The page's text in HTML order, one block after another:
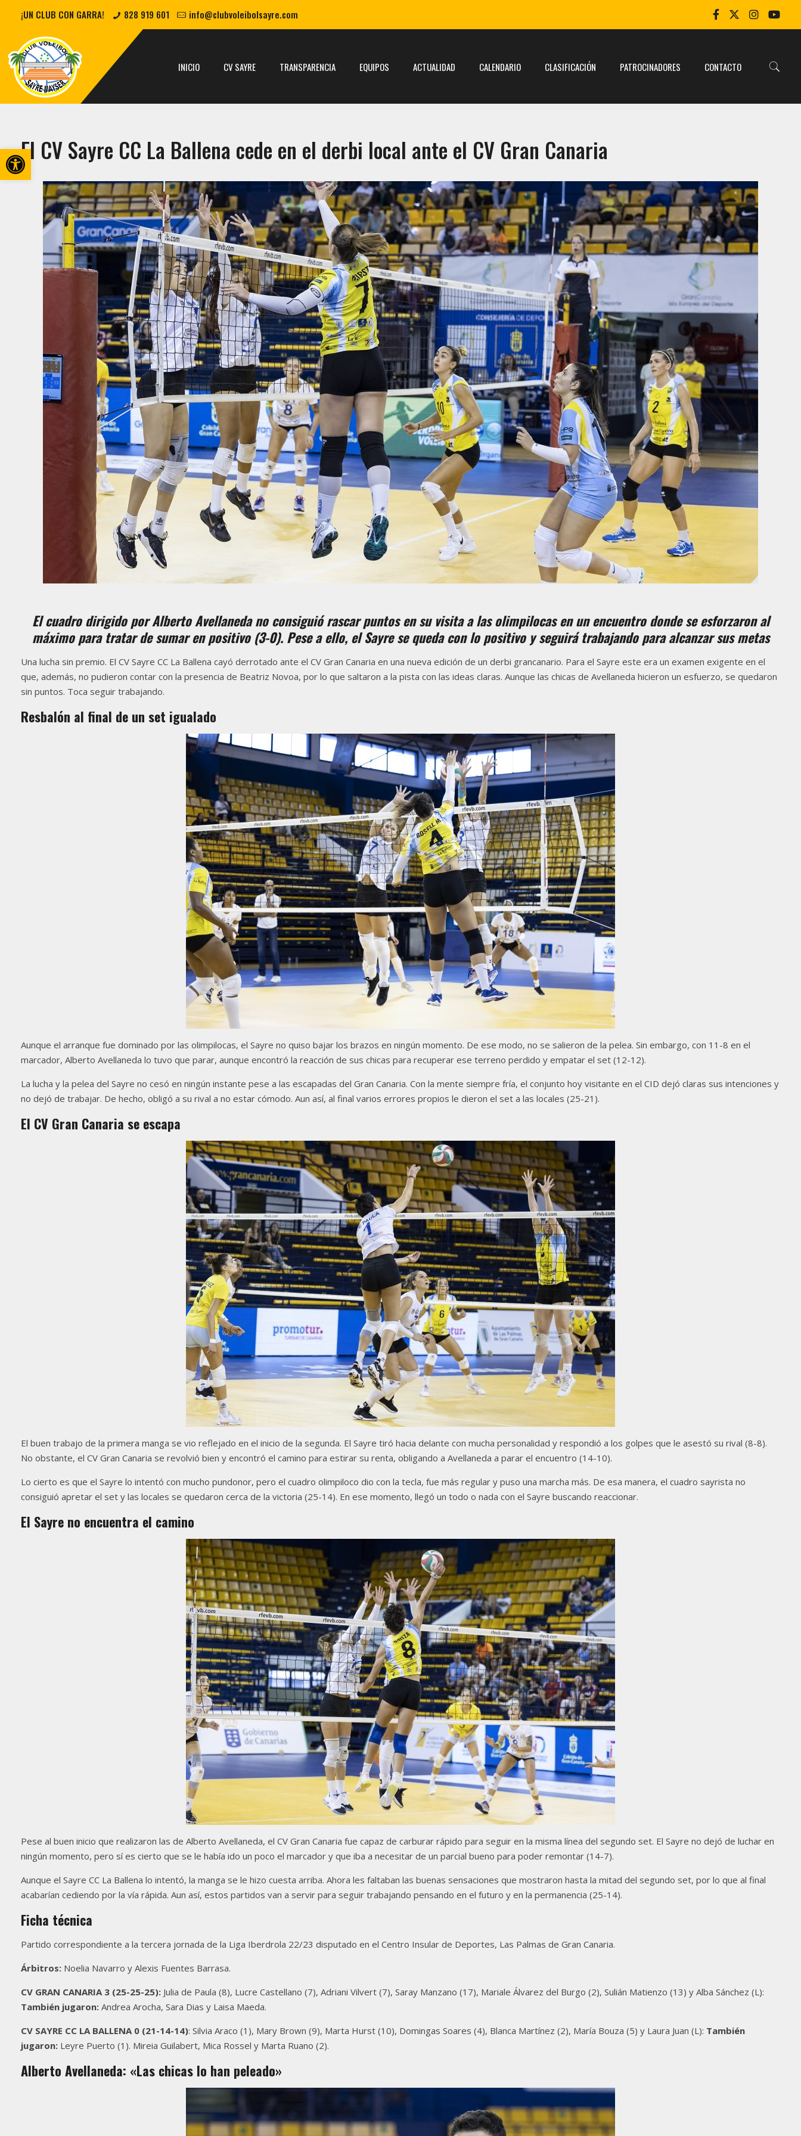
Abrir barra de herramientas
¡UN CLUB CON GARRA! 828 919 601 info@clubvoleibolsayre.com
INICIO CV SAYRE TRANSPARENCIA EQUIPOS ACTUALIDAD CALENDARIO CLASIFICACIÓN PATROCINADORES CONTACTO
El CV Sayre CC La Ballena cede en el derbi local ante el CV Gran Canaria
El cuadro dirigido por Alberto Avellaneda no consiguió rascar puntos en su visita a las olimpilocas en un encuentro donde se esforzaron al
máximo para tratar de sumar en positivo (3-0). Pese a ello, el Sayre se queda con lo positivo y seguirá trabajando para alcanzar sus metas
Una lucha sin premio. El CV Sayre CC La Ballena cayó derrotado ante el CV Gran Canaria en una nueva edición de un derbi grancanario. Para el Sayre este era un examen exigente en el
que, además, no pudieron contar con la presencia de Beatriz Novoa, por lo que saltaron a la pista con las ideas claras. Aunque las chicas de Avellaneda hicieron un esfuerzo, se quedaron
sin puntos. Toca seguir trabajando.
Resbalón al final de un set igualado
Aunque el arranque fue dominado por las olimpilocas, el Sayre no quiso bajar los brazos en ningún momento. De ese modo, no se salieron de la pelea. Sin embargo, con 11-8 en el
marcador, Alberto Avellaneda lo tuvo que parar, aunque encontró la reacción de sus chicas para recuperar ese terreno perdido y empatar el set (12-12).
La lucha y la pelea del Sayre no cesó en ningún instante pese a las escapadas del Gran Canaria. Con la mente siempre fría, el conjunto hoy visitante en el CID dejó claras sus intenciones y
no dejó de trabajar. De hecho, obligó a su rival a no estar cómodo. Aun así, al final varios errores propios le dieron el set a las locales (25-21).
El CV Gran Canaria se escapa
El buen trabajo de la primera manga se vio reflejado en el inicio de la segunda. El Sayre tiró hacia delante con mucha personalidad y respondió a los golpes que le asestó su rival (8-8).
No obstante, el CV Gran Canaria se revolvió bien y encontró el camino para estirar su renta, obligando a Avellaneda a parar el encuentro (14-10).
Lo cierto es que el Sayre lo intentó con mucho pundonor, pero el cuadro olimpiloco dio con la tecla, fue más regular y puso una marcha más. De esa manera, el cuadro sayrista no
consiguió apretar el set y las locales se quedaron cerca de la victoria (25-14). En ese momento, llegó un todo o nada con el Sayre buscando reaccionar.
El Sayre no encuentra el camino
Pese al buen inicio que realizaron las de Alberto Avellaneda, el CV Gran Canaria fue capaz de carburar rápido para seguir en la misma línea del segundo set. El Sayre no dejó de luchar en
ningún momento, pero sí es cierto que se le había ido un poco el marcador y que iba a necesitar de un parcial bueno para poder remontar (14-7).
Aunque el Sayre CC La Ballena lo intentó, la manga se le hizo cuesta arriba. Ahora les faltaban las buenas sensaciones que mostraron hasta la mitad del segundo set, por lo que al final
acabarían cediendo por la vía rápida. Aun así, estos partidos van a servir para seguir trabajando pensando en el futuro y en la permanencia (25-14).
Ficha técnica
Partido correspondiente a la tercera jornada de la Liga Iberdrola 22/23 disputado en el Centro Insular de Deportes, Las Palmas de Gran Canaria.
Árbitros: Noelia Navarro y Alexis Fuentes Barrasa.
CV GRAN CANARIA 3 (25-25-25): Julia de Paula (8), Lucre Castellano (7), Adriani Vilvert (7), Saray Manzano (17), Mariale Álvarez del Burgo (2), Sulián Matienzo (13) y Alba Sánchez (L):
También jugaron: Andrea Arocha, Sara Dias y Laisa Maeda.
CV SAYRE CC LA BALLENA 0 (21-14-14): Silvia Araco (1), Mary Brown (9), Marta Hurst (10), Domingas Soares (4), Blanca Martínez (2), María Bouza (5) y Laura Juan (L): También
jugaron: Leyre Puerto (1). Mireia Guilabert, Mica Rossel y Marta Ruano (2).
Alberto Avellaneda: «Las chicas lo han peleado»
Filosofía
Dirigimos nuestro esfuerzo hacia la promoción del Voleibol en Gran Canaria.